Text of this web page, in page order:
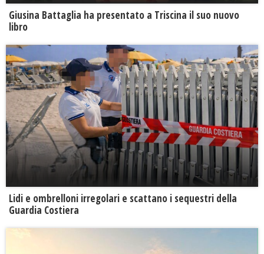
Giusina Battaglia ha presentato a Triscina il suo nuovo
libro
Lidi e ombrelloni irregolari e scattano i sequestri della
Guardia Costiera